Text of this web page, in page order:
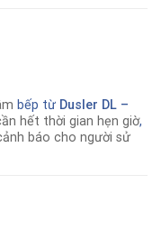
bếp từ Dusler DL –
hết thời gian hẹn giờ,
báo cho người sử